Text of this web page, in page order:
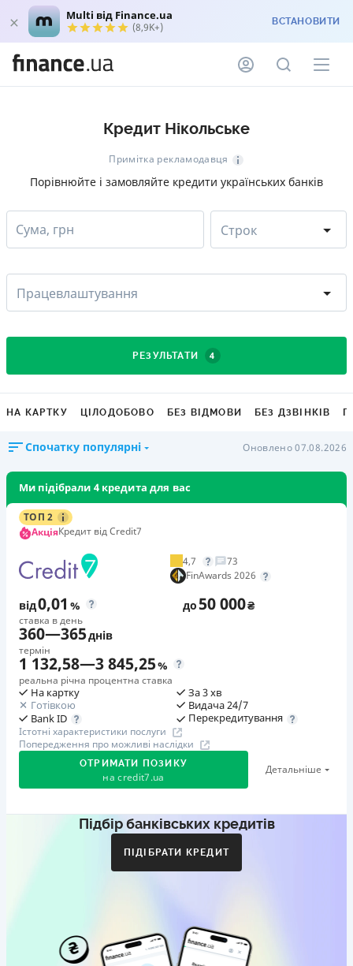
Multi від Finance.ua
(8,9K+) ВСТАНОВИТИ
Кредит Нікольське
Примітка рекламодавця
Порівнюйте і замовляйте кредити українських банків
Сума, грн Строк
Працевлаштування
РЕЗУЛЬТАТИ 4
НА КАРТКУ ЦІЛОДОБОВО БЕЗ ВІДМОВИ БЕЗ ДЗВІНКІВ
Спочатку популярні Оновлено 07.08.2026
Ми підібрали 4 кредита для вас
ТОП 2
АкціяКредит від Credit7
4,7
73
FinAwards 2026
від0,01 %
ставка в день
до50 000₴
360—365днів
термін
1 132,58—3 845,25%
реальна річна процентна ставка
На картку
Готівкою
Bank ID
За 3 хв
Видача 24/7
Перекредитування
Істотні характеристики послуги
Попередження про можливі наслідки
ОТРИМАТИ ПОЗИКУ
на credit7.ua
Детальніше
Акція: «Кешбек за друга»
Коли друг реєструється та отримує перший кредит
Бронзовий призер FinAwards 2026 «Найкраща програма
Підбір банківських кредитів
ПІДІБРАТИ КРЕДИТ